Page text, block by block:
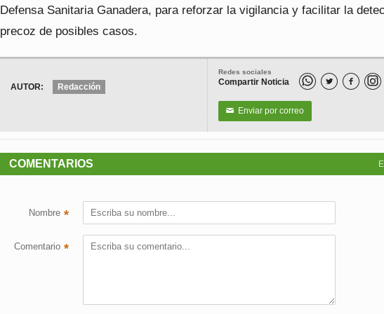
Defensa Sanitaria Ganadera, para reforzar la vigilancia y facilitar la
precoz de posibles casos.
Redes sociales
Compartir Noticia  
✉ Enviar por correo
AUTOR: Redacción
COMENTARIOS
Nombre *
Comentario *